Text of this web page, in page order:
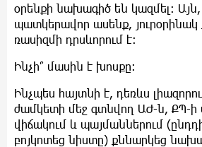
օրենքի նախագիծ են կազմել: Այն,
պատկերավոր ասենք,
ռասիզմի դրսևորում է:
Ինչի՞ մասին է խոսքը:
Ինչպես հայտնի է, դեռևս
ժամկետի մեջ գտնվող ԱԺ-ն, ՔՊ-ի
վիճակում և պայմաններում
բոյկոտեց նիստը) քննարկեց